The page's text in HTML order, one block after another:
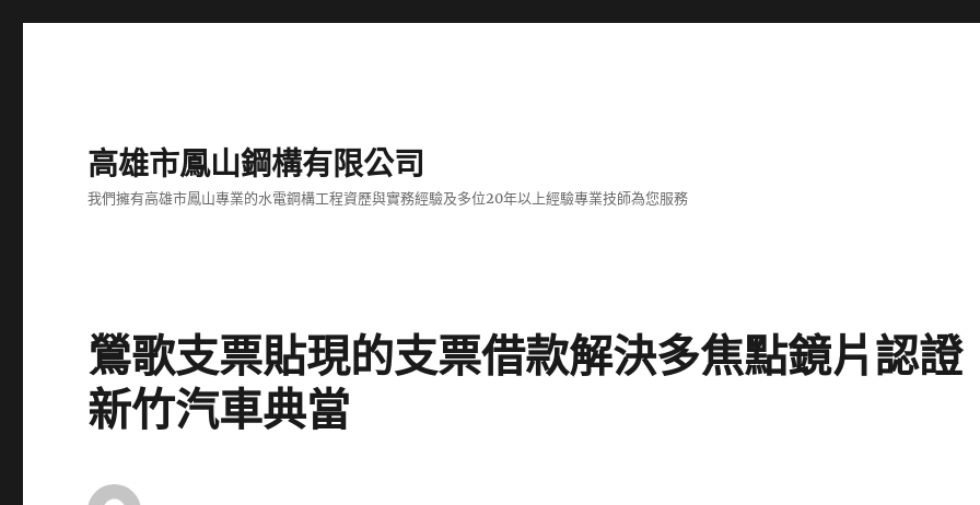
高雄市鳳山鋼構有限公司
我們擁有高雄市鳳山專業的水電鋼構工程資歷與實務經驗及多位20年以上經驗專業技師為您服務
鶯歌支票貼現的支票借款解決多焦點鏡片認證
新竹汽車典當